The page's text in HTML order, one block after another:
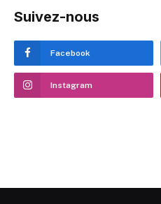
Suivez-nous
Facebook
Instagram